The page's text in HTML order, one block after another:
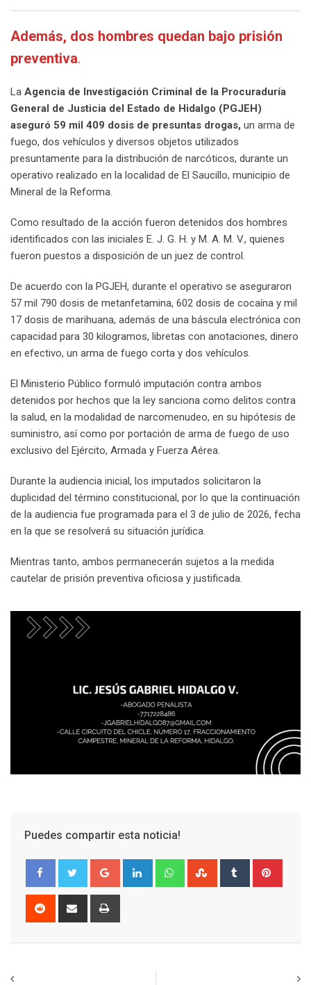
Además, dos hombres quedan bajo prisión
preventiva.
La Agencia de Investigación Criminal de la Procuraduría
General de Justicia del Estado de Hidalgo (PGJEH)
aseguró 59 mil 409 dosis de presuntas drogas, un arma de
fuego, dos vehículos y diversos objetos utilizados
presuntamente para la distribución de narcóticos, durante un
operativo realizado en la localidad de El Saucillo, municipio de
Mineral de la Reforma.
Como resultado de la acción fueron detenidos dos hombres
identificados con las iniciales E. J. G. H. y M. A. M. V., quienes
fueron puestos a disposición de un juez de control.
De acuerdo con la PGJEH, durante el operativo se aseguraron
57 mil 790 dosis de metanfetamina, 602 dosis de cocaína y mil
17 dosis de marihuana, además de una báscula electrónica con
capacidad para 30 kilogramos, libretas con anotaciones, dinero
en efectivo, un arma de fuego corta y dos vehículos.
El Ministerio Público formuló imputación contra ambos
detenidos por hechos que la ley sanciona como delitos contra
la salud, en la modalidad de narcomenudeo, en su hipótesis de
suministro, así como por portación de arma de fuego de uso
exclusivo del Ejército, Armada y Fuerza Aérea.
Durante la audiencia inicial, los imputados solicitaron la
duplicidad del término constitucional, por lo que la continuación
de la audiencia fue programada para el 3 de julio de 2026, fecha
en la que se resolverá su situación jurídica.
Mientras tanto, ambos permanecerán sujetos a la medida
cautelar de prisión preventiva oficiosa y justificada.
Puedes compartir esta noticia!
Google+ LinkedIn WhatsappStumbleUpon
Tumblr
Reddit
Share